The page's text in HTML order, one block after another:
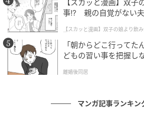
【スカッと漫画】双子
事!? 親の自覚がない夫
【スカッと漫画】双子の娘より飲
懲らしめた話
「朝からどこ行ってた
どもの習い事を把握し
離婚後同居
マンガ記事ランキン